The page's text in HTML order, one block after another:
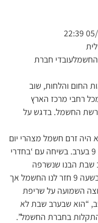
החשמלעובדי חברת
החום והלחות, שוב
רחבי מרכז הארץ
ברשת החשמל. בדגש על
היה זרם חשמל מצהרי יום
שישי בצהריים עד למוצאי שבת בשעה 9 בערב. בשיחה עם ‘בחדרי
שבת הבנו שנשרפה
הפאזה הראשית, וכעת בצאת השבת בשעה 9 חזר לנו החשמל אך
השמועה על שריפת
“הוא שבערב שבת לא
התקלות בחברת החשמל”.